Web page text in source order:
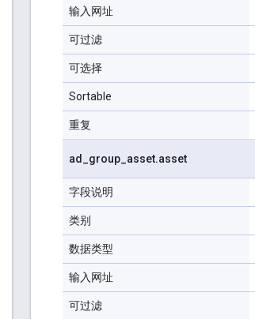
输入网址
可过滤
可选择
Sortable
重复
ad group asset.asset
字段说明
类别
数据类型
输入网址
可过滤